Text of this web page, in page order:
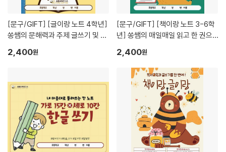
[문구/GIFT]
쏭쌤의 문해력과 주제 글쓰기 및 교
쌤교육연구소
2,400원
[문구/GIFT]
년] 쏭쌤의 매일매일 읽고 한 권으
연구소
2,400원